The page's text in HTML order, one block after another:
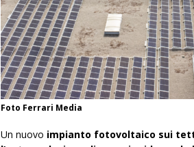
Foto Ferrari Media
Un nuovo impianto fotovoltaico sui